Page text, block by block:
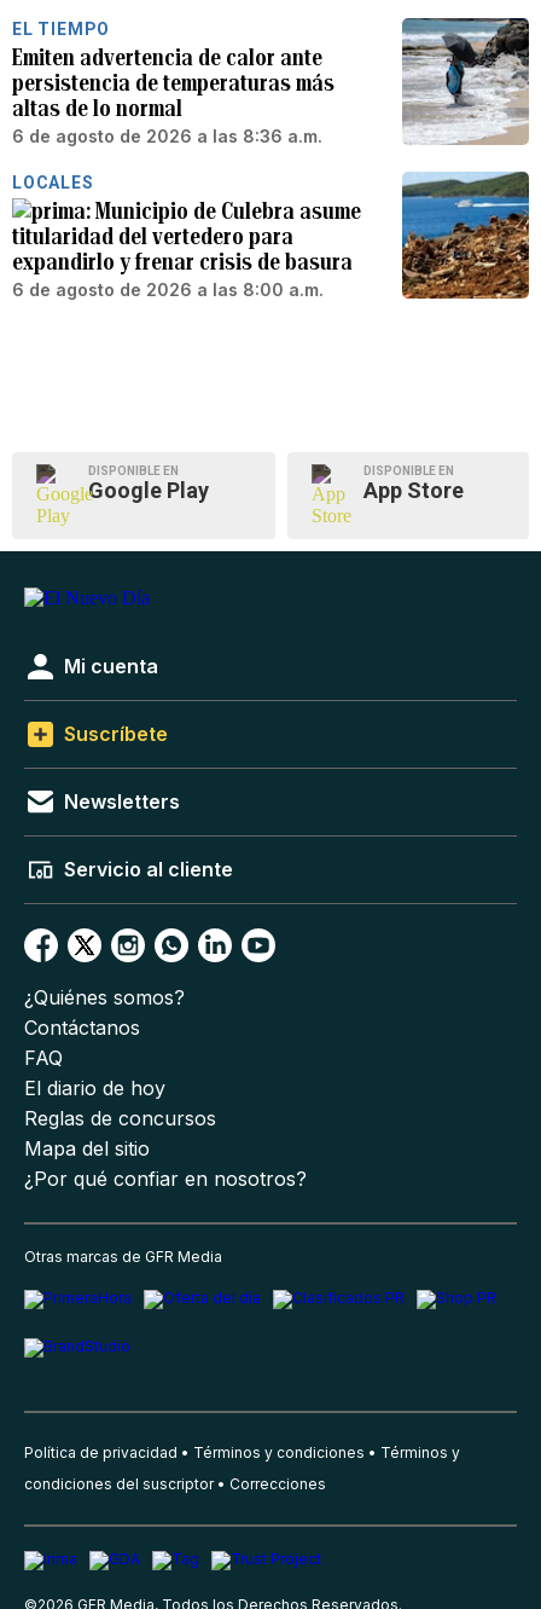
EL TIEMPO
Emiten advertencia de calor ante
persistencia de temperaturas más
altas de lo normal
6 de agosto de 2026 a las 8:36 a.m.
LOCALES
Municipio de Culebra asume
titularidad del vertedero para
expandirlo y frenar crisis de basura
6 de agosto de 2026 a las 8:00 a.m.
DISPONIBLE EN
Google Play
DISPONIBLE EN
App Store
Mi cuenta
Suscríbete
Newsletters
Servicio al cliente
¿Quiénes somos?
Contáctanos
FAQ
El diario de hoy
Reglas de concursos
Mapa del sitio
¿Por qué confiar en nosotros?
Otras marcas de GFR Media
Política de privacidad Términos y condiciones
Términos y
condiciones del suscriptor
Correcciones
©2026 GFR Media, Todos los Derechos Reservados.